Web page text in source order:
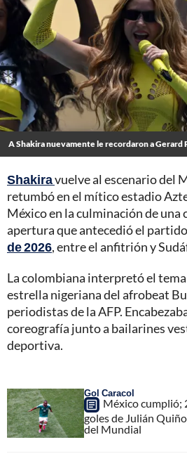
A Shakira nuevamente le recordaron a Gerard
Shakiravuelve al escenario del
retumbó en el mítico estadio
México en la culminación de una
apertura que antecedió el
de 2026, entre el anfitrión y
La colombiana interpretó el
estrella nigeriana del afrobeat
periodistas de la AFP.
coreografía junto a bailarines
deportiva.
Gol Caracol
México cumplió;
goles de Julián
del Mundial